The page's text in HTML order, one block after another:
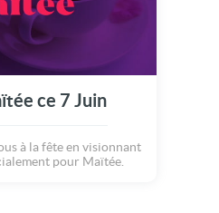
ce 7 Juin
à la fête en visionnant
pour Maïtée.